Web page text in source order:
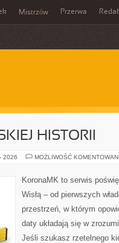
Mistrzów Przerwa
HISTORII
2026 MOŻLIWOŚĆ
KoronaMK to serwis
Wisłą – od pierwszych
przestrzeń, w którym
daty układają się w
Jeśli szukasz rzetelnego